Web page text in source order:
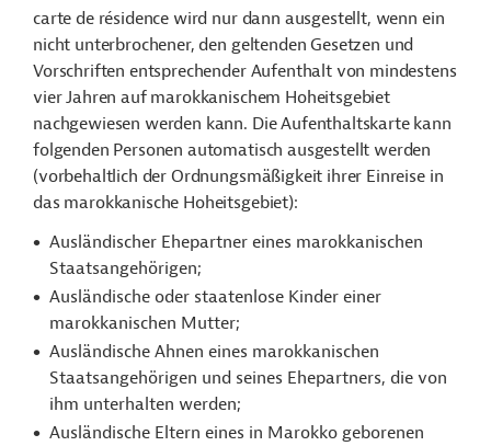
carte de résidence wird nur dann ausgestellt, wenn ein
nicht unterbrochener, den geltenden Gesetzen und
Vorschriften entsprechender Aufenthalt von mindestens
vier Jahren auf marokkanischem Hoheitsgebiet
nachgewiesen werden kann. Die Aufenthaltskarte kann
folgenden Personen automatisch ausgestellt werden
(vorbehaltlich der Ordnungsmäßigkeit ihrer Einreise in
das marokkanische Hoheitsgebiet):
Ausländischer Ehepartner eines marokkanischen
Staatsangehörigen;
Ausländische oder staatenlose Kinder einer
marokkanischen Mutter;
Ausländische Ahnen eines marokkanischen
Staatsangehörigen und seines Ehepartners, die von
ihm unterhalten werden;
Ausländische Eltern eines in Marokko geborenen